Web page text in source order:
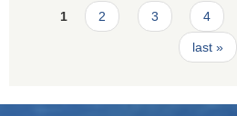
Pages
1 2 3 4
last »